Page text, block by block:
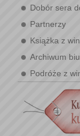
Dobór sera
Partnerzy
Książka z
Archiwum
Podróże z